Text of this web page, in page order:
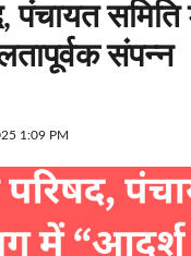
पंचायत
संपन्न
1:09 PM